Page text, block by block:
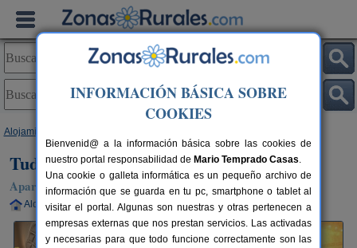
Alojamientos
Tudela Mirador de Bardenas
Apartamento en Tudela (Navarra)
Alquiler completo 6 plazas 90 km de Pamplona
INFORMACIÓN BÁSICA SOBRE
COOKIES
Bienvenid@ a la información básica sobre las cookies de
nuestro portal responsabilidad de Mario Temprado Casas.
Una cookie o galleta informática es un pequeño archivo de
información que se guarda en tu pc, smartphone o tablet al
visitar el portal. Algunas son nuestras y otras pertenecen a
empresas externas que nos prestan servicios. Las activadas
y necesarias para que todo funcione correctamente son las